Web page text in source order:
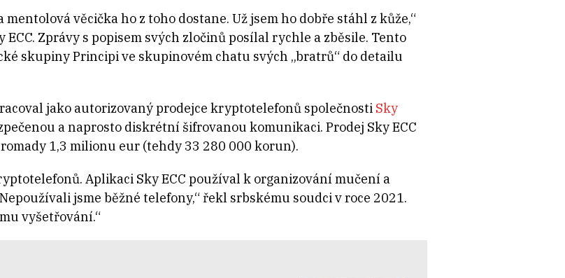
věcička ho z toho dostane. Už jsem ho dobře stáhl z kůže,“
Zprávy s popisem svých zločinů posílal rychle a zběsile. Tento
skupiny Principi ve skupinovém chatu svých „bratrů“ do detailu
jako autorizovaný prodejce kryptotelefonů společnosti Sky
a naprosto diskrétní šifrovanou komunikaci. Prodej Sky ECC
1,3 milionu eur (tehdy 33 280 000 korun).
Aplikaci Sky ECC používal k organizování mučení a
jsme běžné telefony,“ řekl srbskému soudci v roce 2021.
vyšetřování.“